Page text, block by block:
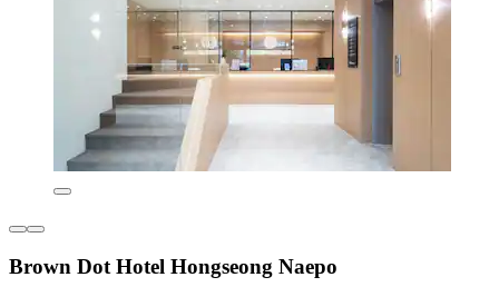
Brown Dot Hotel Hongseong Naepo